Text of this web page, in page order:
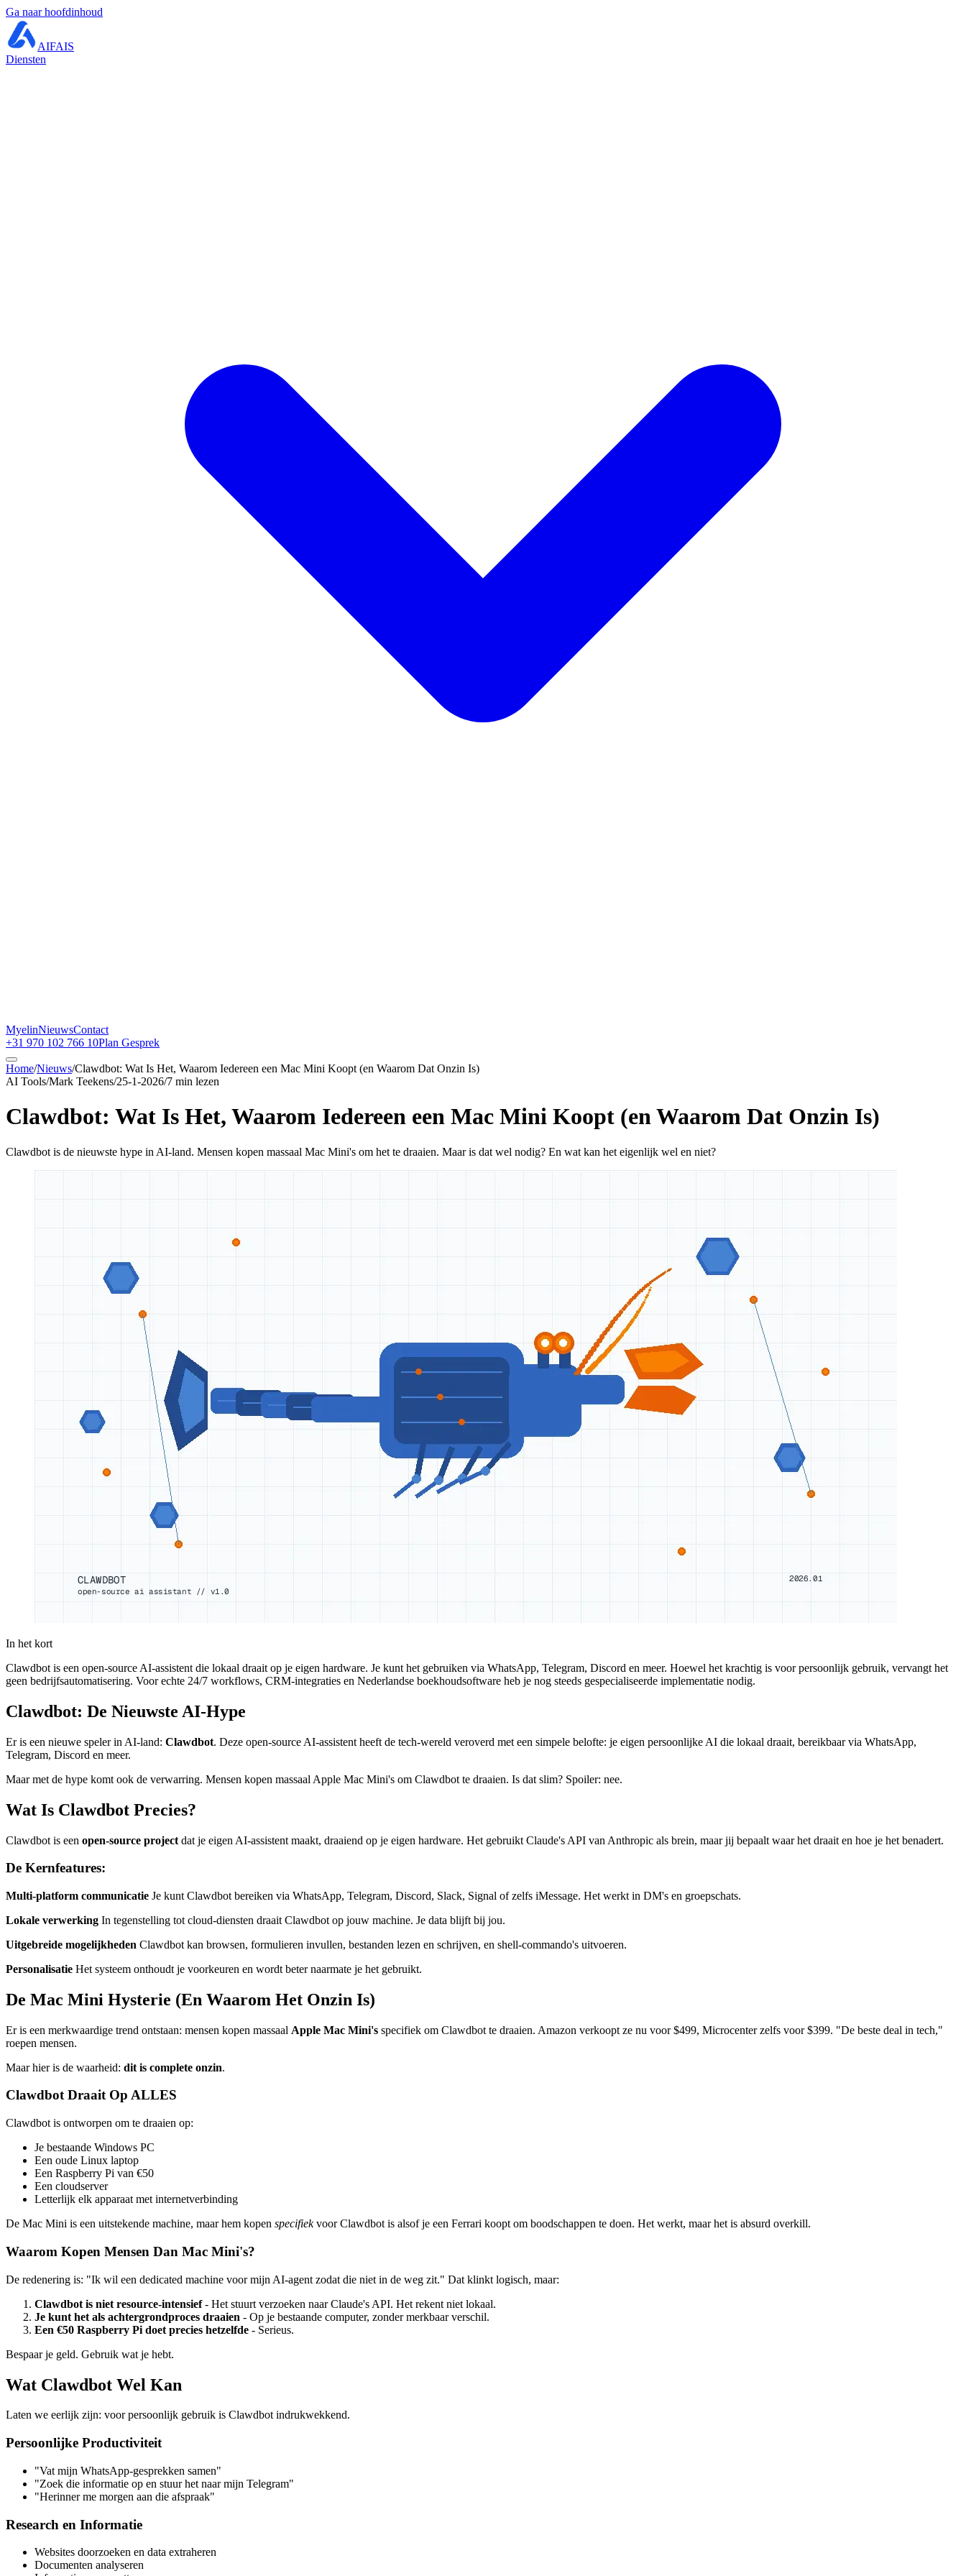
Ga naar hoofdinhoud
AIFAIS
Diensten
MyelinNieuwsContact
+31 970 102 766 10Plan Gesprek
Home/Nieuws/Clawdbot: Wat Is Het, Waarom Iedereen een Mac Mini Koopt (en Waarom Dat Onzin Is)
AI Tools/Mark Teekens/25-1-2026/7 min lezen
Clawdbot: Wat Is Het, Waarom Iedereen een Mac Mini Koopt (en Waarom Dat Onzin Is)
Clawdbot is de nieuwste hype in AI-land. Mensen kopen massaal Mac Mini's om het te draaien. Maar is dat wel nodig? En wat kan het eigenlijk wel en niet?
In het kort
Clawdbot is een open-source AI-assistent die lokaal draait op je eigen hardware. Je kunt het gebruiken via WhatsApp, Telegram, Discord en meer. Hoewel het krachtig is voor persoonlijk gebruik, vervangt het
geen bedrijfsautomatisering. Voor echte 24/7 workflows, CRM-integraties en Nederlandse boekhoudsoftware heb je nog steeds gespecialiseerde implementatie nodig.
Clawdbot: De Nieuwste AI-Hype
Er is een nieuwe speler in AI-land: Clawdbot. Deze open-source AI-assistent heeft de tech-wereld veroverd met een simpele belofte: je eigen persoonlijke AI die lokaal draait, bereikbaar via WhatsApp,
Telegram, Discord en meer.
Maar met de hype komt ook de verwarring. Mensen kopen massaal Apple Mac Mini's om Clawdbot te draaien. Is dat slim? Spoiler: nee.
Wat Is Clawdbot Precies?
Clawdbot is een open-source project dat je eigen AI-assistent maakt, draaiend op je eigen hardware. Het gebruikt Claude's API van Anthropic als brein, maar jij bepaalt waar het draait en hoe je het benadert.
De Kernfeatures:
Multi-platform communicatie Je kunt Clawdbot bereiken via WhatsApp, Telegram, Discord, Slack, Signal of zelfs iMessage. Het werkt in DM's en groepschats.
Lokale verwerking In tegenstelling tot cloud-diensten draait Clawdbot op jouw machine. Je data blijft bij jou.
Uitgebreide mogelijkheden Clawdbot kan browsen, formulieren invullen, bestanden lezen en schrijven, en shell-commando's uitvoeren.
Personalisatie Het systeem onthoudt je voorkeuren en wordt beter naarmate je het gebruikt.
De Mac Mini Hysterie (En Waarom Het Onzin Is)
Er is een merkwaardige trend ontstaan: mensen kopen massaal Apple Mac Mini's specifiek om Clawdbot te draaien. Amazon verkoopt ze nu voor $499, Microcenter zelfs voor $399. "De beste deal in tech,"
roepen mensen.
Maar hier is de waarheid: dit is complete onzin.
Clawdbot Draait Op ALLES
Clawdbot is ontworpen om te draaien op:
Je bestaande Windows PC
Een oude Linux laptop
Een Raspberry Pi van €50
Een cloudserver
Letterlijk elk apparaat met internetverbinding
De Mac Mini is een uitstekende machine, maar hem kopen specifiekvoor Clawdbot is alsof je een Ferrari koopt om boodschappen te doen. Het werkt, maar het is absurd overkill.
Waarom Kopen Mensen Dan Mac Mini's?
De redenering is: "Ik wil een dedicated machine voor mijn AI-agent zodat die niet in de weg zit." Dat klinkt logisch, maar:
Clawdbot is niet resource-intensief- Het stuurt verzoeken naar Claude's API. Het rekent niet lokaal.
Je kunt het als achtergrondproces draaien - Op je bestaande computer, zonder merkbaar verschil.
Een €50 Raspberry Pi doet precies hetzelfde - Serieus.
Bespaar je geld. Gebruik wat je hebt.
Wat Clawdbot Wel Kan
Laten we eerlijk zijn: voor persoonlijk gebruik is Clawdbot indrukwekkend.
Persoonlijke Productiviteit
"Vat mijn WhatsApp-gesprekken samen"
"Zoek die informatie op en stuur het naar mijn Telegram"
"Herinner me morgen aan die afspraak"
Research en Informatie
Websites doorzoeken en data extraheren
Documenten analyseren